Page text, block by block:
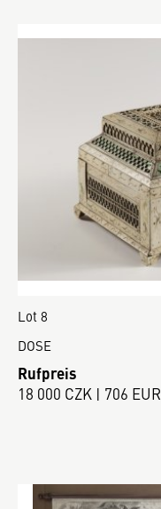
Lot 8
DOSE
Rufpreis
18 000 CZK | 706 EUR